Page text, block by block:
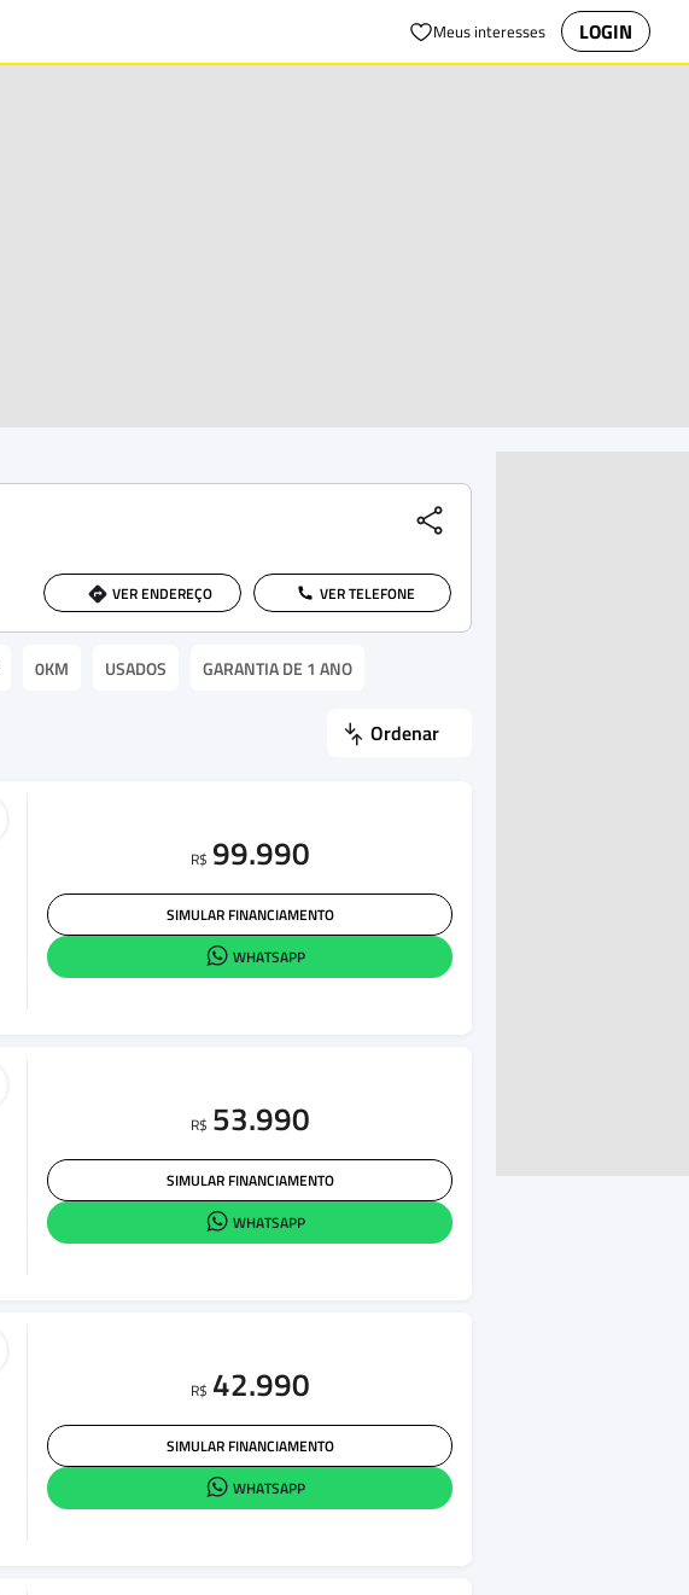
Meus interesses LOGIN
VER ENDEREÇO VER TELEFONE
0KM USADOS GARANTIA DE 1 ANO
Ordenar
R$ 99.990
SIMULAR FINANCIAMENTO
WHATSAPP
R$ 53.990
SIMULAR FINANCIAMENTO
WHATSAPP
R$ 42.990
SIMULAR FINANCIAMENTO
WHATSAPP